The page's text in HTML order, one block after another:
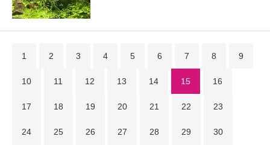
1 2 3 4 5 6 7 8 9
10 11 12 13 14 15 16
17 18 19 20 21 22 23
24 25 26 27 28 29 30